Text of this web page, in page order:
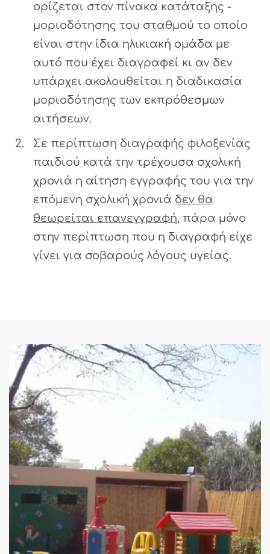
ορίζεται στον πίνακα κατάταξης -
μοριοδότησης του σταθμού το οποίο
είναι στην ίδια ηλικιακή ομάδα με
αυτό που έχει διαγραφεί κι αν δεν
υπάρχει ακολουθείται η διαδικασία
μοριοδότησης των εκπρόθεσμων
αιτήσεων.
Σε περίπτωση διαγραφής φιλοξενίας
παιδιού κατά την τρέχουσα σχολική
χρονιά η αίτηση εγγραφής του για την
επόμενη σχολική χρονιά δεν θα
θεωρείται επανεγγραφή, πάρα μόνο
στην περίπτωση που η διαγραφή είχε
γίνει για σοβαρούς λόγους υγείας.